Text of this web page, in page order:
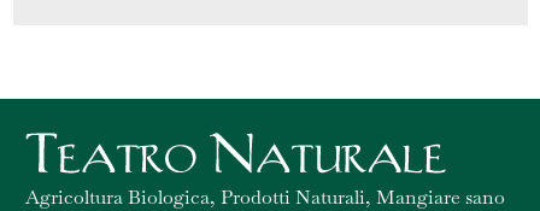
Agricoltura Biologica, Prodotti Naturali, Mangiare sano